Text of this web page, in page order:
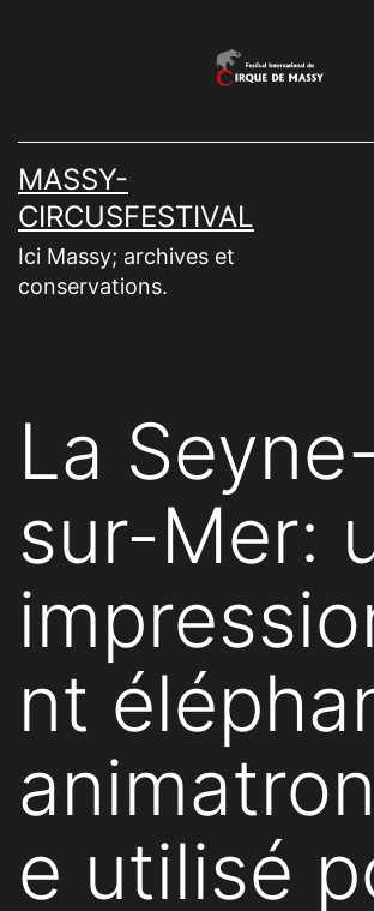
MASSY-
CIRCUSFESTIVAL
Ici Massy; archives et
conservations.
La
sur-Mer:
nt
e utilisé